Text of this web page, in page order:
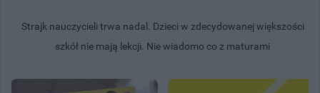
Strajk nauczycieli trwa nadal. Dzieci w zdecydowanej większości
szkół nie mają lekcji. Nie wiadomo co z maturami